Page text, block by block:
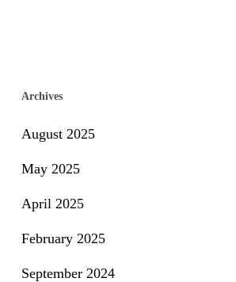
Archives
August 2025
May 2025
April 2025
February 2025
September 2024